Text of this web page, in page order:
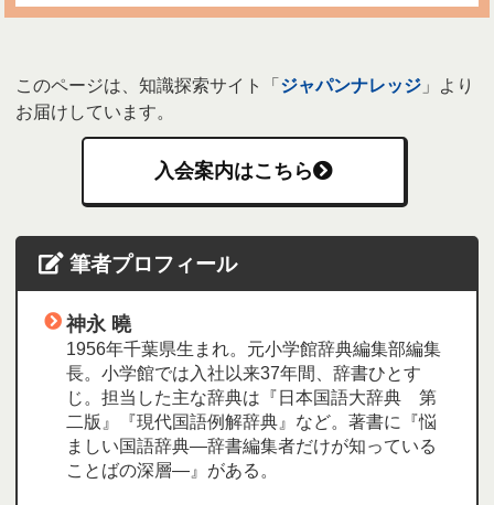
このページは、知識探索サイト「 ジャパンナレッジ 」より
お届けしています。
入会案内はこちら
筆者プロフィール
神永 曉
1956年千葉県生まれ。元小学館辞典編集部編集
長。小学館では入社以来37年間、辞書ひとす
じ。担当した主な辞典は『日本国語大辞典 第
二版』『現代国語例解辞典』など。著書に『悩
ましい国語辞典―辞書編集者だけが知っている
ことばの深層―』がある。